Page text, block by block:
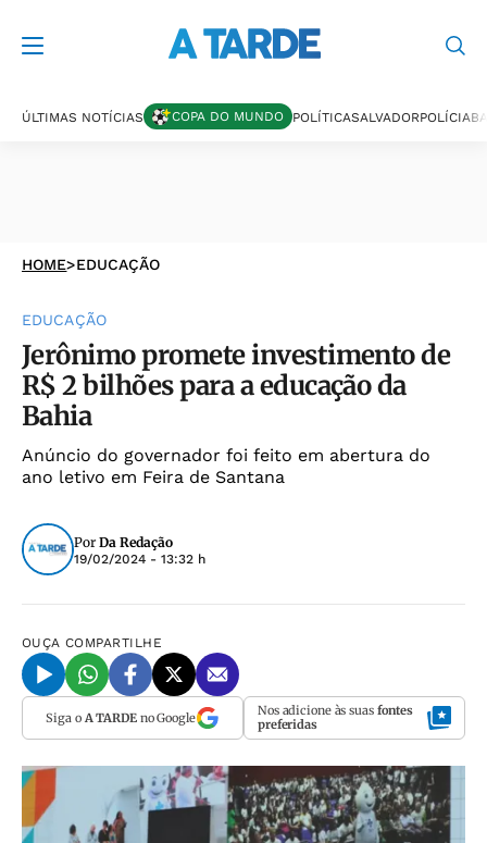
ÚLTIMAS NOTÍCIAS COPA DO MUNDO POLÍTICASALVADORPOLÍCIA
HOME>EDUCAÇÃO
EDUCAÇÃO
Jerônimo promete investimento de
R$ 2 bilhões para a educação da
Bahia
Anúncio do governador foi feito em abertura do
ano letivo em Feira de Santana
Por Da Redação
19/02/2024 - 13:32 h
OUÇA COMPARTILHE
Siga o A TARDEno Google Nos adicione às suas fontes
preferidas